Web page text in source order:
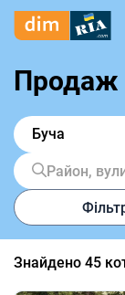
Продаж
Буча
Район,
Знайдено 45